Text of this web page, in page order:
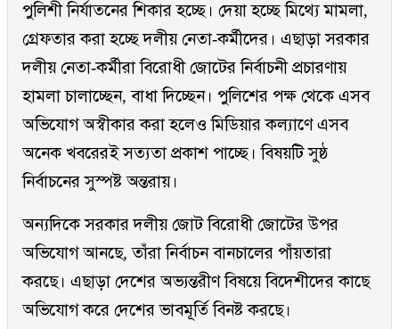
পুলিশী নির্যাতনের শিকার হচ্ছে। দেয়া হচ্ছে মিথ্যে মামলা,
গ্রেফতার করা হচ্ছে দলীয় নেতা-কর্মীদের। এছাড়া সরকার
দলীয় নেতা-কর্মীরা বিরোধী জোটের নির্বাচনী প্রচারণায়
হামলা চালাচ্ছেন, বাধা দিচ্ছেন। পুলিশের পক্ষ থেকে এসব
অভিযোগ অস্বীকার করা হলেও মিডিয়ার কল্যাণে এসব
অনেক খবরেরই সত্যতা প্রকাশ পাচ্ছে। বিষয়টি সুষ্ঠ
নির্বাচনের সুস্পষ্ট অন্তরায়।
অন্যদিকে সরকার দলীয় জোট বিরোধী জোটের উপর
অভিযোগ আনছে, তাঁরা নির্বাচন বানচালের পাঁয়তারা
করছে। এছাড়া দেশের অভ্যন্তরীণ বিষয়ে বিদেশীদের কাছে
অভিযোগ করে দেশের ভাবমূর্তি বিনষ্ট করছে।